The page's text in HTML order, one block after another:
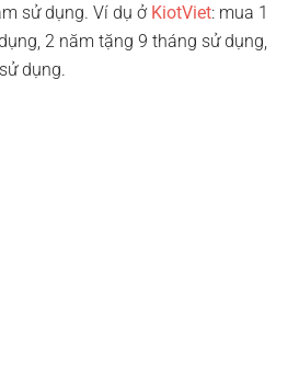
sử dụng. Ví dụ ở KiotViet: mua 1
2 năm tặng 9 tháng sử dụng,
dụng.